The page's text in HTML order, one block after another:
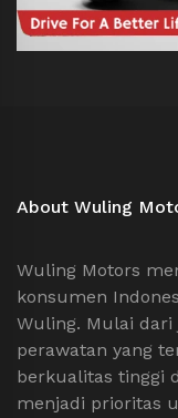
About Wuling
Wuling Motors
konsumen
Wuling. Mulai dari
perawatan yang
berkualitas tinggi
menjadi prioritas